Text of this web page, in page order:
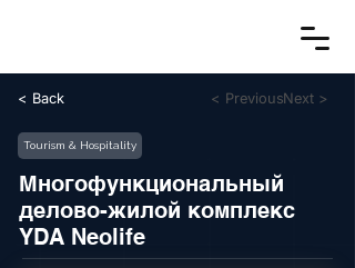
< Back < PreviousNext >
Tourism & Hospitality
Многофункциональный
делово-жилой комплекс
YDA Neolife